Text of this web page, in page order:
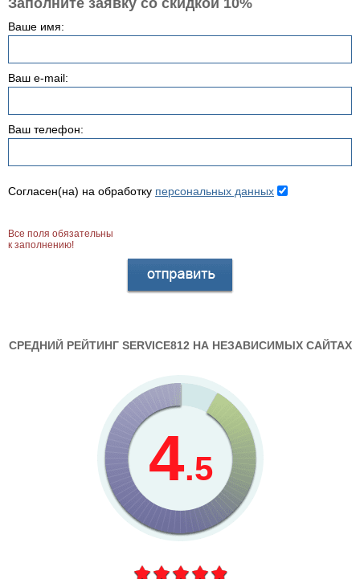
Заполните заявку со скидкой 10%
Ваше имя:
Ваш e-mail:
Ваш телефон:
Согласен(на) на обработку персональных данных
Все поля обязательны
к заполнению!
СРЕДНИЙ РЕЙТИНГ SERVICE812 НА НЕЗАВИСИМЫХ САЙТАХ
4.5